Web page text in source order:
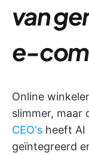
van
e-
Online
slimmer, maar
CEO's heeft AI
geïntegreerd